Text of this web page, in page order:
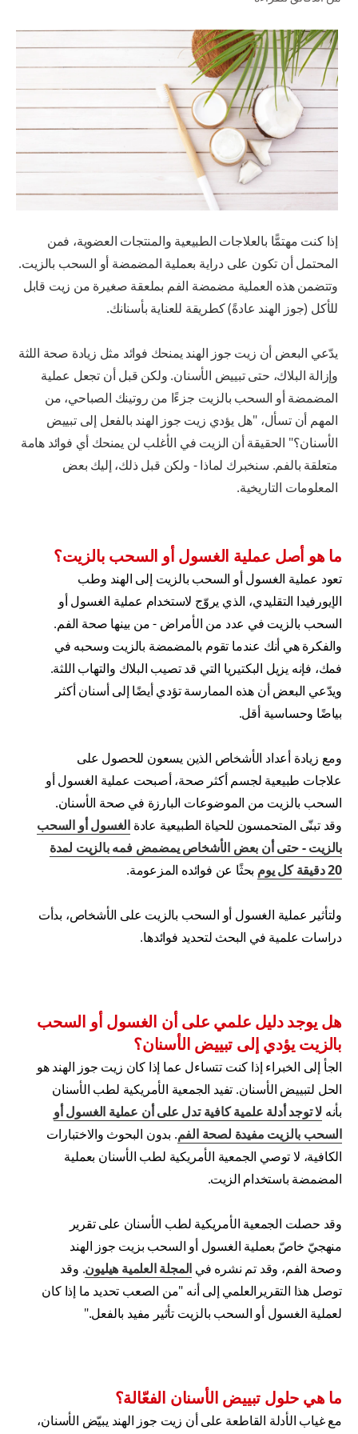
إذا كنت مهتمًّا بالعلاجات الطبيعية والمنتجات العضوية، فمن
المحتمل أن تكون على دراية بعملية المضمضة أو السحب بالزيت.
وتتضمن هذه العملية مضمضة الفم بملعقة صغيرة من زيت قابل
للأكل (جوز الهند عادةً) كطريقة للعناية بأسنانك.
يدّعي البعض أن زيت جوز الهند يمنحك فوائد مثل زيادة صحة اللثة
وإزالة البلاك، حتى تبييض الأسنان. ولكن قبل أن تجعل عملية
المضمضة أو السحب بالزيت جزءًا من روتينك الصباحي، من
المهم أن تسأل، "هل يؤدي زيت جوز الهند بالفعل إلى تبييض
الأسنان؟" الحقيقة أن الزيت في الأغلب لن يمنحك أي فوائد هامة
متعلقة بالفم. سنخبرك لماذا - ولكن قبل ذلك، إليك بعض
المعلومات التاريخية.
ما هو أصل عملية الغسول أو السحب بالزيت؟
تعود عملية الغسول أو السحب بالزيت إلى الهند وطب
الإيورفيدا التقليدي، الذي يروّج لاستخدام عملية الغسول أو
السحب بالزيت في عدد من الأمراض - من بينها صحة الفم.
والفكرة هي أنك عندما تقوم بالمضمضة بالزيت وسحبه في
فمك، فإنه يزيل البكتيريا التي قد تصيب البلاك والتهاب اللثة.
ويدّعي البعض أن هذه الممارسة تؤدي أيضًا إلى أسنان أكثر
بياضًا وحساسية أقل.
ومع زيادة أعداد الأشخاص الذين يسعون للحصول على
علاجات طبيعية لجسم أكثر صحة، أصبحت عملية الغسول أو
السحب بالزيت من الموضوعات البارزة في صحة الأسنان.
وقد تبنّى المتحمسون للحياة الطبيعية عادة الغسول أو السحب
بالزيت - حتى أن بعض الأشخاص يمضمض فمه بالزيت لمدة
20 دقيقة كل يوم
بحثًا عن فوائده المزعومة.
ولتأثير عملية الغسول أو السحب بالزيت على الأشخاص، بدأت
دراسات علمية في البحث لتحديد فوائدها.
هل يوجد دليل علمي على أن الغسول أو السحب
بالزيت يؤدي إلى تبييض الأسنان؟
الجأ إلى الخبراء إذا كنت تتساءل عما إذا كان زيت جوز الهند هو
الحل لتبييض الأسنان. تفيد الجمعية الأمريكية لطب الأسنان
بأنه لا توجد أدلة علمية كافية تدل على أن عملية الغسول أو
السحب بالزيت مفيدة لصحة الفم. بدون البحوث والاختبارات
الكافية، لا توصي الجمعية الأمريكية لطب الأسنان بعملية
المضمضة باستخدام الزيت.
وقد حصلت الجمعية الأمريكية لطب الأسنان على تقرير
منهجيّ خاصّ بعملية الغسول أو السحب بزيت جوز الهند
وصحة الفم، وقد تم نشره في المجلة العلمية هيليون. وقد
توصل هذا التقريرالعلمي إلى أنه "من الصعب تحديد ما إذا كان
لعملية الغسول أو السحب بالزيت تأثير مفيد بالفعل."
ما هي حلول تبييض الأسنان الفعّالة؟
مع غياب الأدلة القاطعة على أن زيت جوز الهند يبيّض الأسنان،